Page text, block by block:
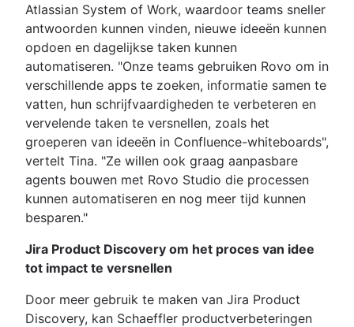
Atlassian System of Work, waardoor teams sneller
antwoorden kunnen vinden, nieuwe ideeën kunnen
opdoen en dagelijkse taken kunnen
automatiseren. "Onze teams gebruiken Rovo om in
verschillende apps te zoeken, informatie samen te
vatten, hun schrijfvaardigheden te verbeteren en
vervelende taken te versnellen, zoals het
groeperen van ideeën in Confluence-whiteboards",
vertelt Tina. "Ze willen ook graag aanpasbare
agents bouwen met Rovo Studio die processen
kunnen automatiseren en nog meer tijd kunnen
besparen."
Jira Product Discovery om het proces van idee
tot impact te versnellen
Door meer gebruik te maken van Jira Product
Discovery, kan Schaeffler productverbeteringen